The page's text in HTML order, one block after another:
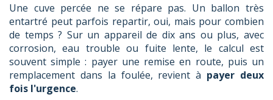
Une cuve percée ne se répare pas. Un ballon très
entartré peut parfois repartir, oui, mais pour combien
de temps ? Sur un appareil de dix ans ou plus, avec
corrosion, eau trouble ou fuite lente, le calcul est
souvent simple : payer une remise en route, puis un
remplacement dans la foulée, revient à payer deux
fois l'urgence.